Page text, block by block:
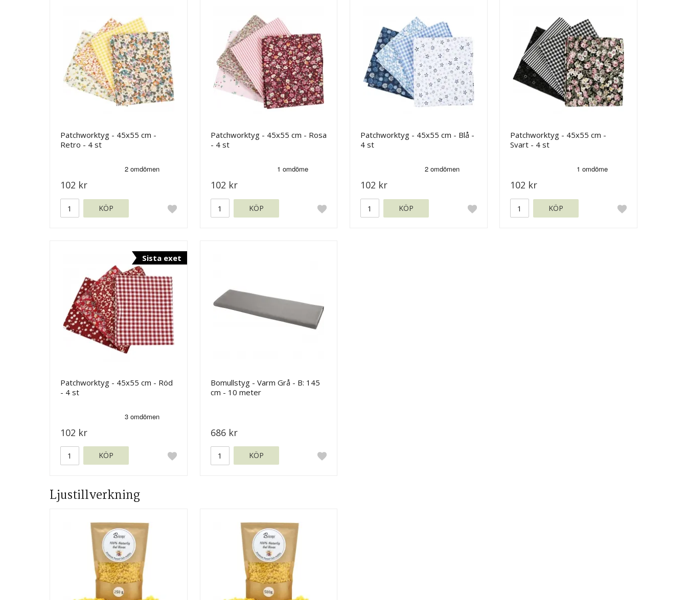
Patchworktyg - 45x55 cm -
Retro - 4 st
102 kr
KÖP
Patchworktyg - 45x55 cm - Rosa
- 4 st
102 kr
KÖP
Patchworktyg - 45x55 cm - Blå -
4 st
102 kr
KÖP
Patchworktyg - 45x55 cm -
Svart - 4 st
102 kr
KÖP
Sista exet
Patchworktyg - 45x55 cm - Röd
- 4 st
102 kr
KÖP
Bomullstyg - Varm Grå - B: 145
cm - 10 meter
686 kr
KÖP
Ljustillverkning